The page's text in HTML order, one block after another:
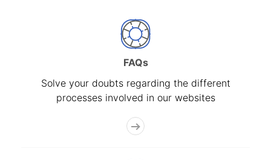
FAQs
Solve your doubts regarding the different
processes involved in our websites